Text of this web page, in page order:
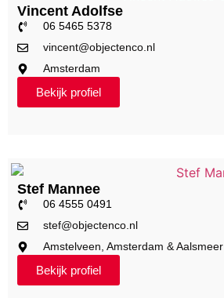
Vincent Adolfse
06 5465 5378
vincent@objectenco.nl
Amsterdam
Bekijk profiel
Stef Mannee
06 4555 0491
stef@objectenco.nl
Amstelveen, Amsterdam & Aalsmeer
Bekijk profiel